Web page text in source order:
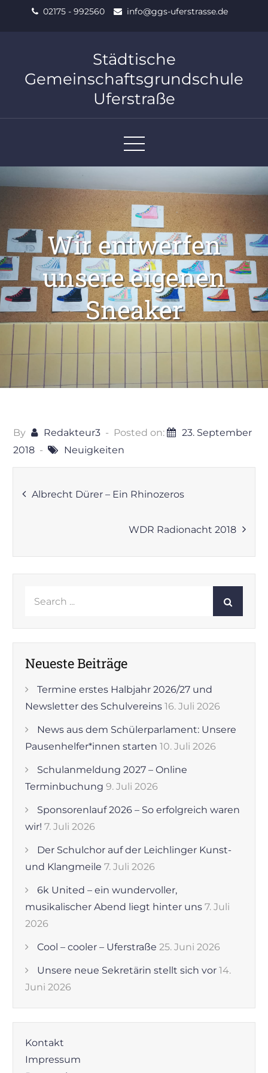
02175 - 992560 info@ggs-uferstrasse.de
Städtische
Gemeinschaftsgrundschule
Uferstraße
Wir entwerfen
unsere eigenen
Sneaker
By Redakteur3 Posted on:
23. September
2018
Neuigkeiten
Beitragsnavigation
Albrecht Dürer – Ein Rhinozeros
WDR Radionacht 2018
Neueste Beiträge
Termine erstes Halbjahr 2026/27 und
Newsletter des Schulvereins 16. Juli 2026
News aus dem Schülerparlament: Unsere
Pausenhelfer*innen starten 10. Juli 2026
Schulanmeldung 2027 – Online
Terminbuchung 9. Juli 2026
Sponsorenlauf 2026 – So erfolgreich waren
wir! 7. Juli 2026
Der Schulchor auf der Leichlinger Kunst-
und Klangmeile 7. Juli 2026
6k United – ein wundervoller,
musikalischer Abend liegt hinter uns 7. Juli
2026
Cool – cooler – Uferstraße 25. Juni 2026
Unsere neue Sekretärin stellt sich vor 14.
Juni 2026
Kontakt
Impressum